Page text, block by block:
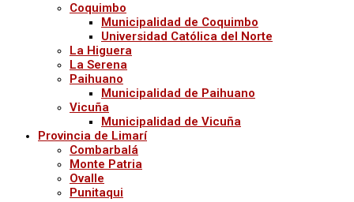
Coquimbo
Municipalidad de Coquimbo
Universidad Católica del Norte
La Higuera
La Serena
Paihuano
Municipalidad de Paihuano
Vicuña
Municipalidad de Vicuña
Provincia de Limarí
Combarbalá
Monte Patria
Ovalle
Punitaqui